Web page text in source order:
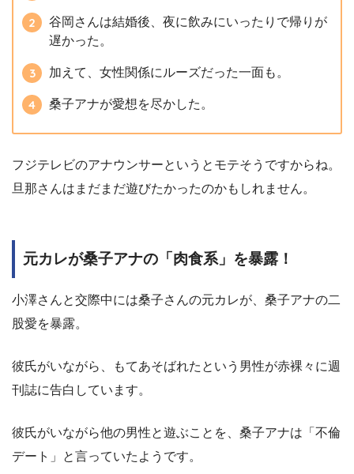
谷岡さんは結婚後、夜に飲みにいったりで帰りが
遅かった。
加えて、女性関係にルーズだった一面も。
桑子アナが愛想を尽かした。
フジテレビのアナウンサーというとモテそうですからね。
旦那さんはまだまだ遊びたかったのかもしれません。
元カレが桑子アナの「肉食系」を暴露！
小澤さんと交際中には桑子さんの元カレが、桑子アナの二
股愛を暴露。
彼氏がいながら、もてあそばれたという男性が赤裸々に週
刊誌に告白しています。
彼氏がいながら他の男性と遊ぶことを、桑子アナは「不倫
デート」と言っていたようです。